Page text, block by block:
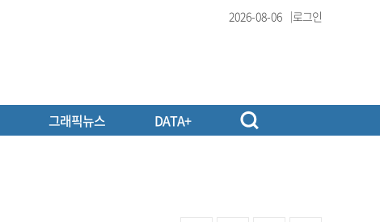
2026-08-06 로그인
그래픽뉴스 DATA+